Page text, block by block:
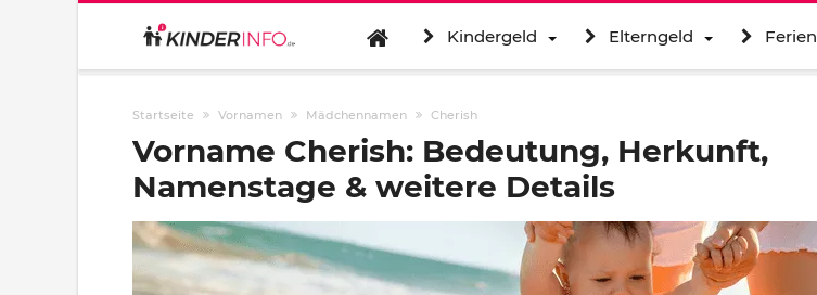
Kindergeld Elterngeld Ferien
Startseite Vornamen Mädchennamen Cherish
Vorname Cherish: Bedeutung, Herkunft,
Namenstage & weitere Details